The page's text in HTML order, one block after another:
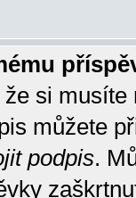
si
můžete
podpis.